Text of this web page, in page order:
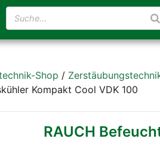
Lebensmittelmaschinen
Shop /
Kompakt Cool VDK 100
RAUCH